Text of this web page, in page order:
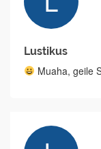
Lustikus
Muaha, geile